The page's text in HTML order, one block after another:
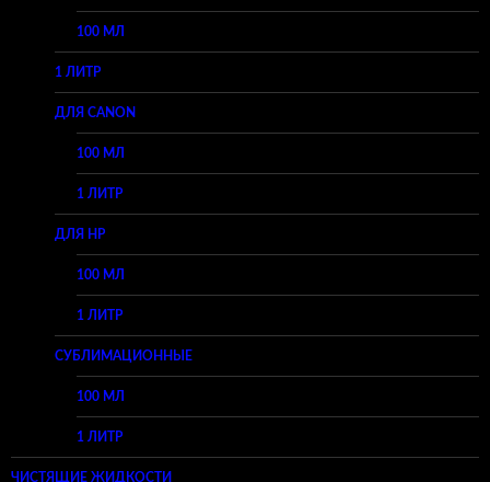
100 МЛ
1 ЛИТР
ДЛЯ CANON
100 МЛ
1 ЛИТР
ДЛЯ HP
100 МЛ
1 ЛИТР
СУБЛИМАЦИОННЫЕ
100 МЛ
1 ЛИТР
ЧИСТЯЩИЕ ЖИДКОСТИ